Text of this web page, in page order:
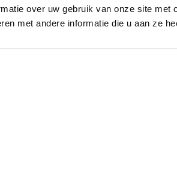
over uw gebruik van onze site
met andere informatie die u aan ze